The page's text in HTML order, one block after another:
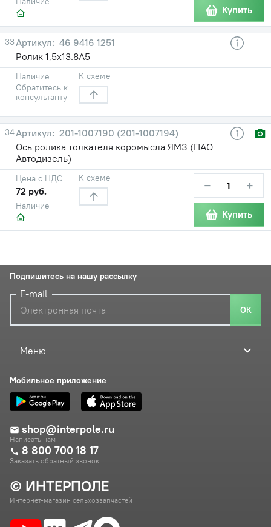
Купить
33
46 9416 1251
Ролик 1,5x13.8А5
Наличие
Обратитесь к
консультанту
К схеме
34
201-1007190 (201-1007194)
Ось ролика толкателя коромысла ЯМЗ (ПАО
Автодизель)
Наличие
Цена с НДС
72 руб.
К схеме − +
Купить
© ИНТЕРПОЛЕ
Интернет-магазин сельхоззапчастей
Меню
Мобильное приложение
shop@interpole.ru
Написать нам
8 800 700 18 17
Заказать обратный звонок
Подпишитесь на нашу рассылку
E-mail
ОК